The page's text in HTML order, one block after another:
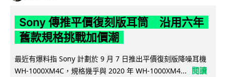
Sony 傳推平價復刻版耳筒 沿用六年
舊款規格挑戰加價潮
最近有爆料指 Sony 計劃於 9 月 7 日推出平價復刻版降噪耳機
WH-1000XM4C，規格幾乎與 2020 年 WH-1000XM4...
閱讀